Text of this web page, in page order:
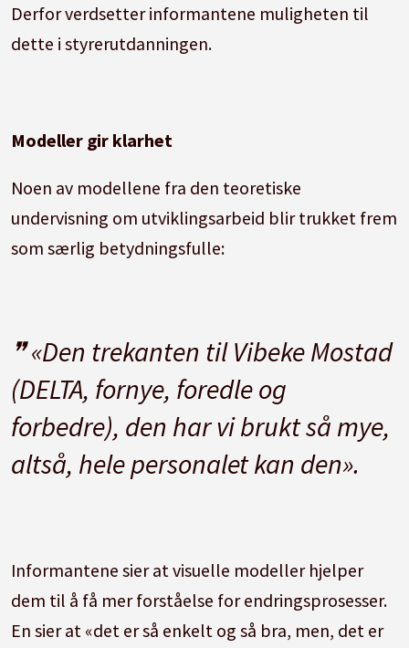
Derfor verdsetter informantene muligheten til
dette i styrerutdanningen.
Modeller gir klarhet
Noen av modellene fra den teoretiske
undervisning om utviklingsarbeid blir trukket frem
som særlig betydningsfulle:
«Den trekanten til Vibeke Mostad
(DELTA, fornye, foredle og
forbedre), den har vi brukt så mye,
altså, hele personalet kan den».
Informantene sier at visuelle modeller hjelper
dem til å få mer forståelse for endringsprosesser.
En sier at «det er så enkelt og så bra, men, det er